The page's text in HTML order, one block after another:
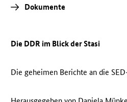
Dokumente
Die DDR im Blick der Stasi
Die geheimen Berichte an die